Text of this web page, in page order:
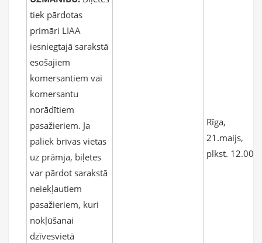
tiek pārdotas
primāri LIAA
iesniegtajā sarakstā
esošajiem
komersantiem vai
komersantu
norādītiem
pasažieriem. Ja
paliek brīvas vietas
uz prāmja, biļetes
var pārdot sarakstā
neiekļautiem
pasažieriem, kuri
nokļūšanai
dzīvesvietā
Rīga,
21.maijs,
plkst. 12.00